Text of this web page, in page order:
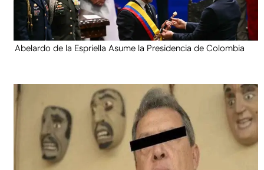
Abelardo de la Espriella Asume la Presidencia de Colombia